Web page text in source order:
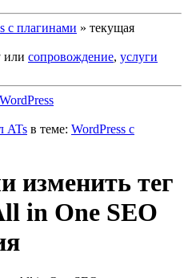
c плагинами » текущая
или сопровождение, услуги
ATs в теме: WordPress c
изменить тег
in One SEO